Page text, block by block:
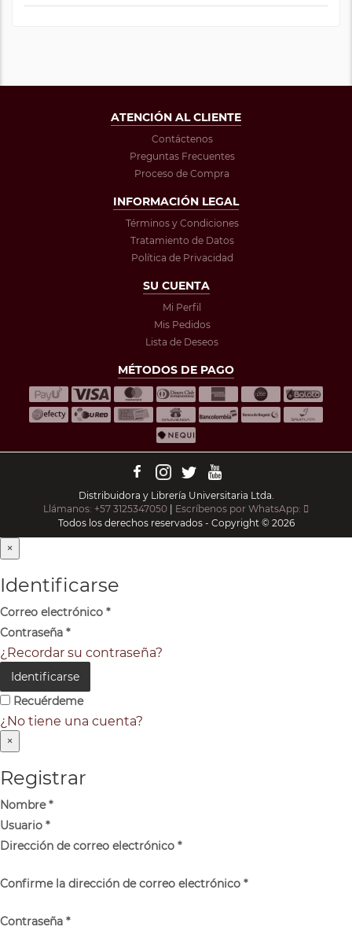
ATENCIÓN AL CLIENTE
Contáctenos
Preguntas Frecuentes
Proceso de Compra
INFORMACIÓN LEGAL
Términos y Condiciones
Tratamiento de Datos
Política de Privacidad
SU CUENTA
Mi Perfil
Mis Pedidos
Lista de Deseos
MÉTODOS DE PAGO
Distribuidora y Librería Universitaria Ltda.
Llámanos: +57 3125347050
Escríbenos por WhatsApp:
Todos los derechos reservados - Copyright © 2026
×
Identificarse
Correo electrónico *
Contraseña *
¿Recordar su contraseña?
Identificarse
Recuérdeme
¿No tiene una cuenta?
×
Registrar
Nombre*
Usuario *
Dirección de correo electrónico *
Confirme la dirección de correo electrónico *
Contraseña *